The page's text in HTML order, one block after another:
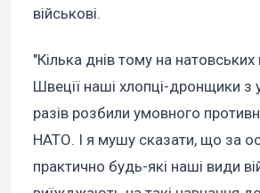
військові.
"Кілька днів тому на натовських
Швеції наші хлопці-дронщики з
разів розбили умовного
НАТО. І я мушу сказати, що за
практично будь-які наші види